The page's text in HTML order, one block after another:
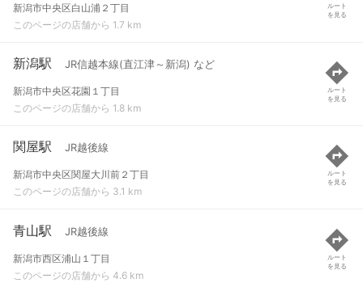
新潟市中央区白山浦２丁目
このページの店舗から 1.7 km
ルート
を見る
新潟駅 JR信越本線(直江津～新潟) など
新潟市中央区花園１丁目
このページの店舗から 1.8 km
ルート
を見る
関屋駅 JR越後線
新潟市中央区関屋大川前２丁目
このページの店舗から 3.1 km
ルート
を見る
青山駅 JR越後線
新潟市西区浦山１丁目
このページの店舗から 4.6 km
ルート
を見る